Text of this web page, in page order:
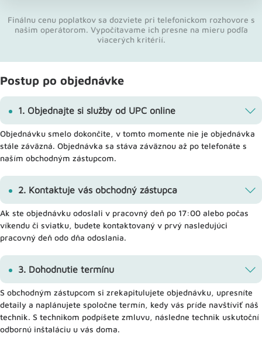
Finálnu cenu poplatkov sa dozviete pri telefonickom rozhovore s
našim operátorom. Vypočítavame ich presne na mieru podľa
viacerých kritérií.
Postup po objednávke
1. Objednajte si služby od UPC online
Objednávku smelo dokončite, v tomto momente nie je objednávka
stále záväzná. Objednávka sa stáva záväznou až po telefonáte s
naším obchodným zástupcom.
2. Kontaktuje vás obchodný zástupca
Ak ste objednávku odoslali v pracovný deň po 17:00 alebo počas
víkendu či sviatku, budete kontaktovaný v prvý nasledujúci
pracovný deň odo dňa odoslania.
3. Dohodnutie termínu
S obchodným zástupcom si zrekapitulujete objednávku, upresníte
detaily a naplánujete spoločne termín, kedy vás príde navštíviť náš
technik. S technikom podpíšete zmluvu, následne technik uskutoční
odbornú inštaláciu u vás doma.